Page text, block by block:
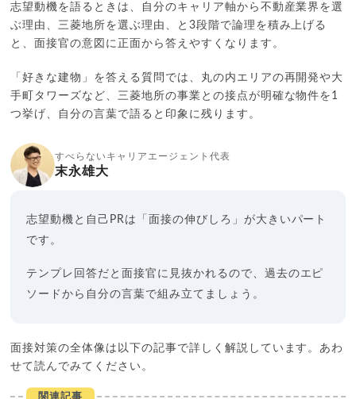
志望動機を語るときは、自分のキャリア軸から不動産業界を選
ぶ理由、三菱地所を選ぶ理由、と3段階で論理を積み上げる
と、面接官の意図に正面から答えやすくなります。
「好きな建物」を答える質問では、丸の内エリアの再開発や大
手町タワーズなど、三菱地所の事業との接点が明確な物件を1
つ挙げ、自分の言葉で語ると印象に残ります。
すべらないキャリアエージェント代表
末永雄大
志望動機と自己PRは「面接の伸びしろ」が大きいパート
です。
テンプレ回答だと面接官に見抜かれるので、過去のエピ
ソードから自分の言葉で組み立てましょう。
面接対策の全体像は以下の記事で詳しく解説しています。あわ
せて読んでみてください。
関連記事